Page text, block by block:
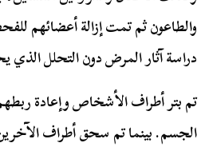
والطاعون ثم تمت إزالة أعضائهم
دراسة آثار المرض دون التحلل
تم بتر أطراف الأشخاص وإعادة
الجسم. بينما تم سحق أطراف